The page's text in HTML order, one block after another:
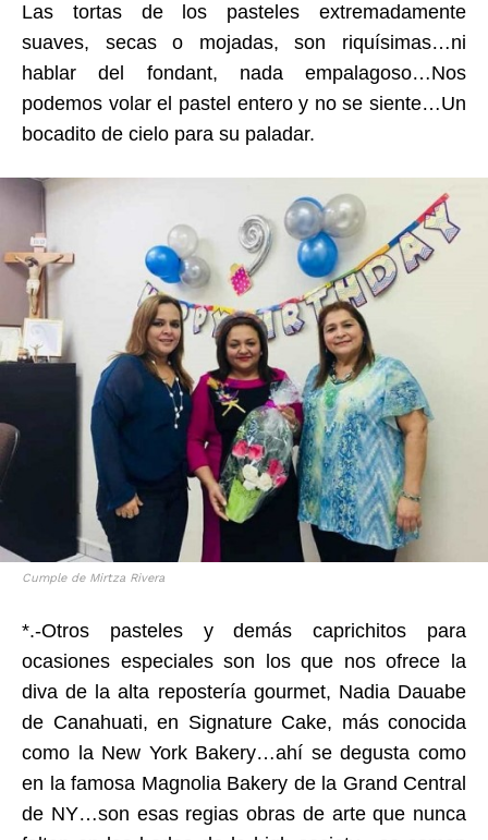
Las tortas de los pasteles extremadamente
suaves, secas o mojadas, son riquísimas…ni
hablar del fondant, nada empalagoso…Nos
podemos volar el pastel entero y no se siente…Un
bocadito de cielo para su paladar.
Cumple de Mirtza Rivera
*.-Otros pasteles y demás caprichitos para
ocasiones especiales son los que nos ofrece la
diva de la alta repostería gourmet, Nadia Dauabe
de Canahuati, en Signature Cake, más conocida
como la New York Bakery…ahí se degusta como
en la famosa Magnolia Bakery de la Grand Central
de NY…son esas regias obras de arte que nunca